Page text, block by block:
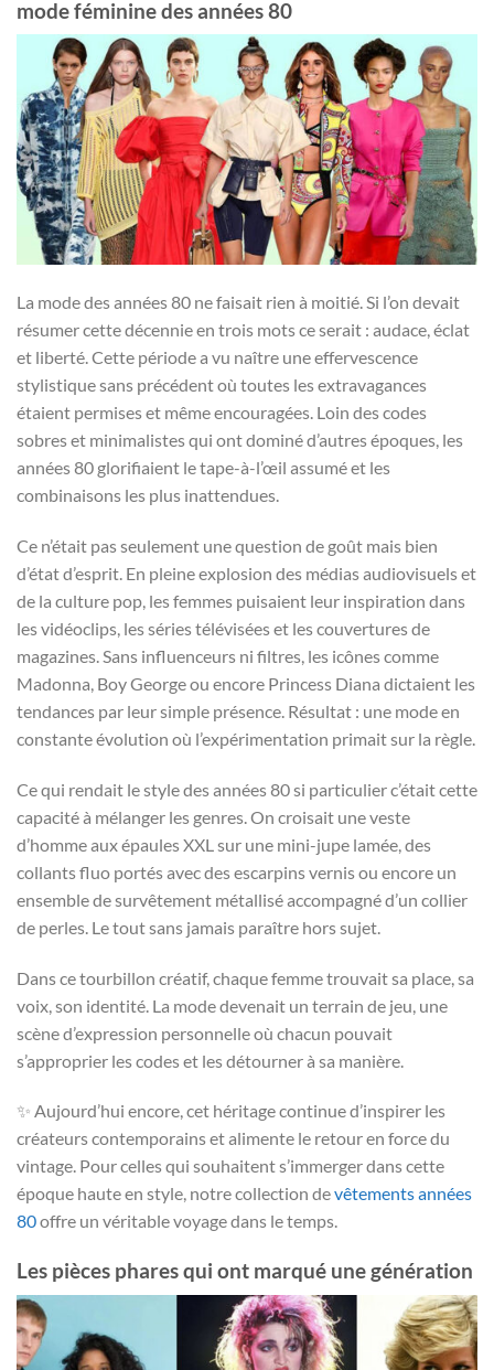
mode féminine des années 80
La mode des années 80 ne faisait rien à moitié. Si l’on devait
résumer cette décennie en trois mots ce serait : audace, éclat
et liberté. Cette période a vu naître une effervescence
stylistique sans précédent où toutes les extravagances
étaient permises et même encouragées. Loin des codes
sobres et minimalistes qui ont dominé d’autres époques, les
années 80 glorifiaient le tape-à-l’œil assumé et les
combinaisons les plus inattendues.
Ce n’était pas seulement une question de goût mais bien
d’état d’esprit. En pleine explosion des médias audiovisuels et
de la culture pop, les femmes puisaient leur inspiration dans
les vidéoclips, les séries télévisées et les couvertures de
magazines. Sans influenceurs ni filtres, les icônes comme
Madonna, Boy George ou encore Princess Diana dictaient les
tendances par leur simple présence. Résultat : une mode en
constante évolution où l’expérimentation primait sur la règle.
Ce qui rendait le style des années 80 si particulier c’était cette
capacité à mélanger les genres. On croisait une veste
d’homme aux épaules XXL sur une mini-jupe lamée, des
collants fluo portés avec des escarpins vernis ou encore un
ensemble de survêtement métallisé accompagné d’un collier
de perles. Le tout sans jamais paraître hors sujet.
Dans ce tourbillon créatif, chaque femme trouvait sa place, sa
voix, son identité. La mode devenait un terrain de jeu, une
scène d’expression personnelle où chacun pouvait
s’approprier les codes et les détourner à sa manière.
✨ Aujourd’hui encore, cet héritage continue d’inspirer les
créateurs contemporains et alimente le retour en force du
vintage. Pour celles qui souhaitent s’immerger dans cette
époque haute en style, notre collection devêtements années
80offre un véritable voyage dans le temps.
Les pièces phares qui ont marqué une génération